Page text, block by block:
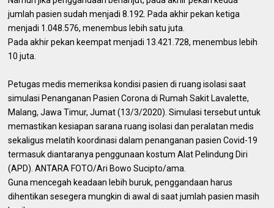
jumlah pasien sudah menjadi 8.192. Pada akhir pekan ketiga
menjadi 1.048.576, menembus lebih satu juta.
Pada akhir pekan keempat menjadi 13.421.728, menembus lebih
10 juta.
Petugas medis memeriksa kondisi pasien di ruang isolasi saat
simulasi Penanganan Pasien Corona di Rumah Sakit Lavalette,
Malang, Jawa Timur, Jumat (13/3/2020). Simulasi tersebut untuk
memastikan kesiapan sarana ruang isolasi dan peralatan medis
sekaligus melatih koordinasi dalam penanganan pasien Covid-19
termasuk diantaranya penggunaan kostum Alat Pelindung Diri
(APD). ANTARA FOTO/Ari Bowo Sucipto/ama.
Guna mencegah keadaan lebih buruk, penggandaan harus
dihentikan sesegera mungkin di awal di saat jumlah pasien masih